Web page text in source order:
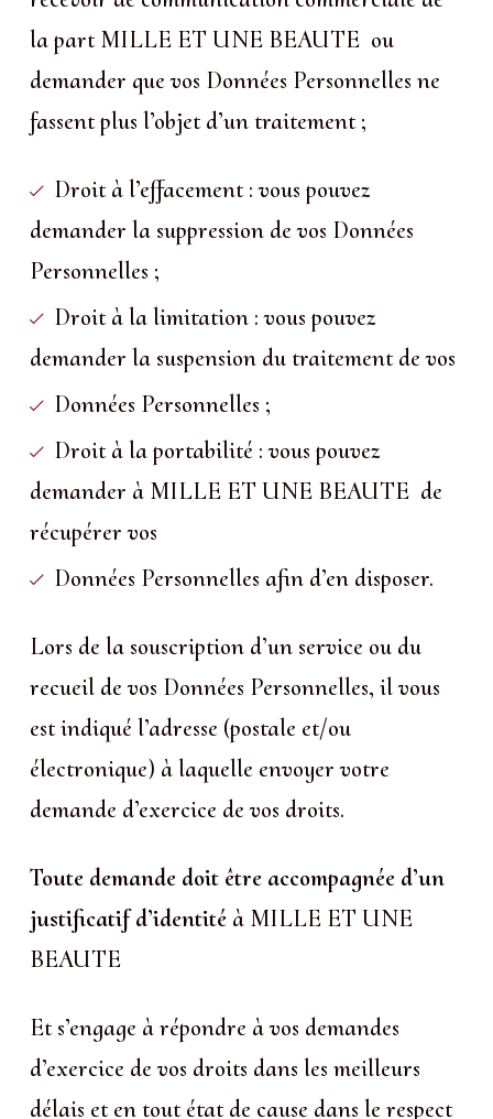
la part MILLE ET UNE BEAUTE ou
demander que vos Données Personnelles ne
fassent plus l’objet d’un traitement ;
Droit à l’effacement : vous pouvez
demander la suppression de vos Données
Personnelles ;
Droit à la limitation : vous pouvez
demander la suspension du traitement de vos
Données Personnelles ;
Droit à la portabilité : vous pouvez
demander à MILLE ET UNE BEAUTE de
récupérer vos
Données Personnelles afin d’en disposer.
Lors de la souscription d’un service ou du
recueil de vos Données Personnelles, il vous
est indiqué l’adresse (postale et/ou
électronique) à laquelle envoyer votre
demande d’exercice de vos droits.
Toute demande doit être accompagnée d’un
justificatif d’identité à MILLE ET UNE
BEAUTE
Et s’engage à répondre à vos demandes
d’exercice de vos droits dans les meilleurs
délais et en tout état de cause dans le respect